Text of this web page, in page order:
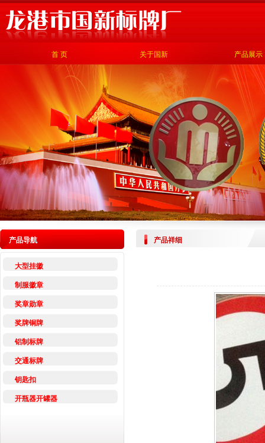
首 页 关于国新 产品展示
产品导航
大型挂徽
制服徽章
奖章勋章
奖牌铜牌
铝制标牌
交通标牌
钥匙扣
开瓶器开罐器
产品祥细